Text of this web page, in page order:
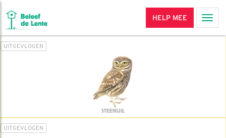
HELP MEE
UITGEVLOGEN
STEENUIL
UITGEVLOGEN